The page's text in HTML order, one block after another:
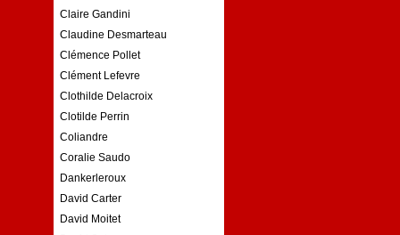
Claire Gandini
Claudine Desmarteau
Clémence Pollet
Clément Lefevre
Clothilde Delacroix
Clotilde Perrin
Coliandre
Coralie Saudo
Dankerleroux
David Carter
David Moitet